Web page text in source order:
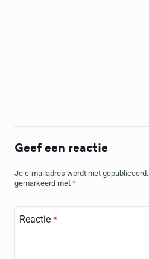
Geef een reactie
Je e-mailadres wordt niet gepubliceerd.
gemarkeerd met *
Reactie *